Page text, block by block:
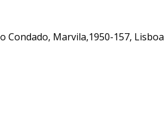
Condado, Marvila,1950-157, Lisboa